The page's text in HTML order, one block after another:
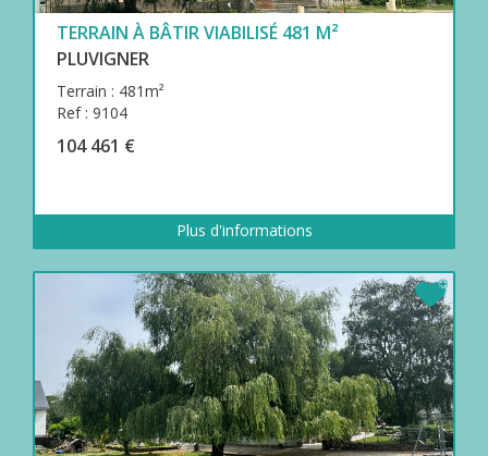
TERRAIN À BÂTIR VIABILISÉ 481 M²
PLUVIGNER
Terrain : 481m²
Ref : 9104
104 461 €
Plus d'informations